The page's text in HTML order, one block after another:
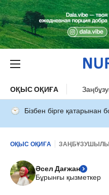
ОҚЫС ОҚИҒА
Бізбен бірге қатарынан
ОҚЫС ОҚИҒА
Әсел Дағжан
Бұрынғы қызметкер